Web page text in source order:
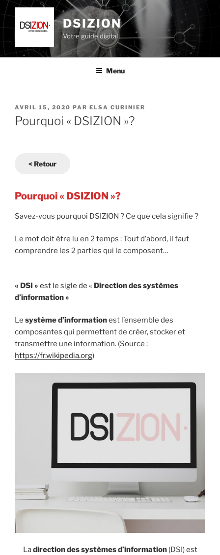
Aller
au
contenu
DSIZION
Votre guide digital
Menu
PUBLIÉ
LE
AVRIL 15, 2020 PAR ELSA CURINIER
Pourquoi « DSIZION »?
< Retour
Pourquoi « DSIZION »?
Savez-vous pourquoi DSIZION ? Ce que cela signifie ?
Le mot doit être lu en 2 temps : Tout d’abord, il faut
comprendre les 2 parties qui le composent…
« DSI » est le sigle de « Direction des systèmes
d’information »
Le système d’informationest l’ensemble des
composantes qui permettent de créer, stocker et
transmettre une information. (Source :
https://fr.wikipedia.org)
Ladirection des systèmes d’information (DSI) est